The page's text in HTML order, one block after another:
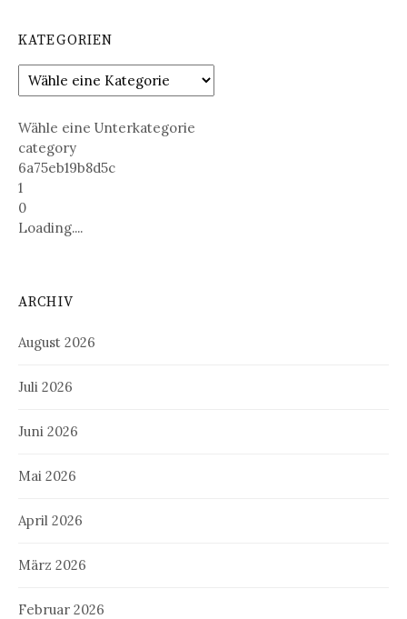
KATEGORIEN
Wähle eine Unterkategorie
category
6a75eb19b8d5c
1
0
Loading....
ARCHIV
August 2026
Juli 2026
Juni 2026
Mai 2026
April 2026
März 2026
Februar 2026